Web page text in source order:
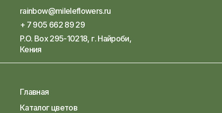
rainbow@mileleflowers.ru
+ 7 905 662 89 29
P.O. Box 295-10218, г. Найроби,
Кения
Главная
Каталог цветов